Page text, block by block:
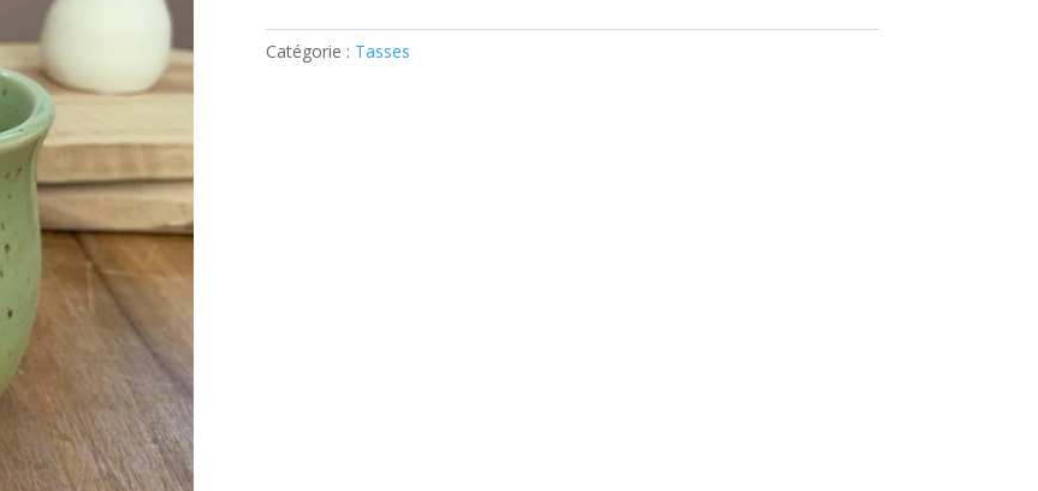
Catégorie : Tasses